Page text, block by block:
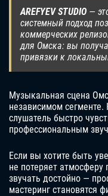
AREFYEV STUDIO —
системный подход
коммерческих
для Омска: вы
привязки к
Музыкальная сцена
независимом сегменте.
слушатель быстро
профессиональным
Если вы хотите быть
не потеряет атмосферу
звучать достойно —
мастеринг становятся